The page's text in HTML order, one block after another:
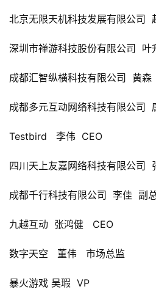
北京无限天机科技发展有限公司
深圳市禅游科技股份有限公司 叶
成都汇智纵横科技有限公司 黄森
成都多元互动网络科技有限公司
Testbird 李伟 CEO
四川天上友嘉网络科技有限公司
成都千行科技有限公司 李佳 副
九越互动 张鸿健 CEO
数字天空 董伟 市场总监
暴火游戏 吴瑕 VP